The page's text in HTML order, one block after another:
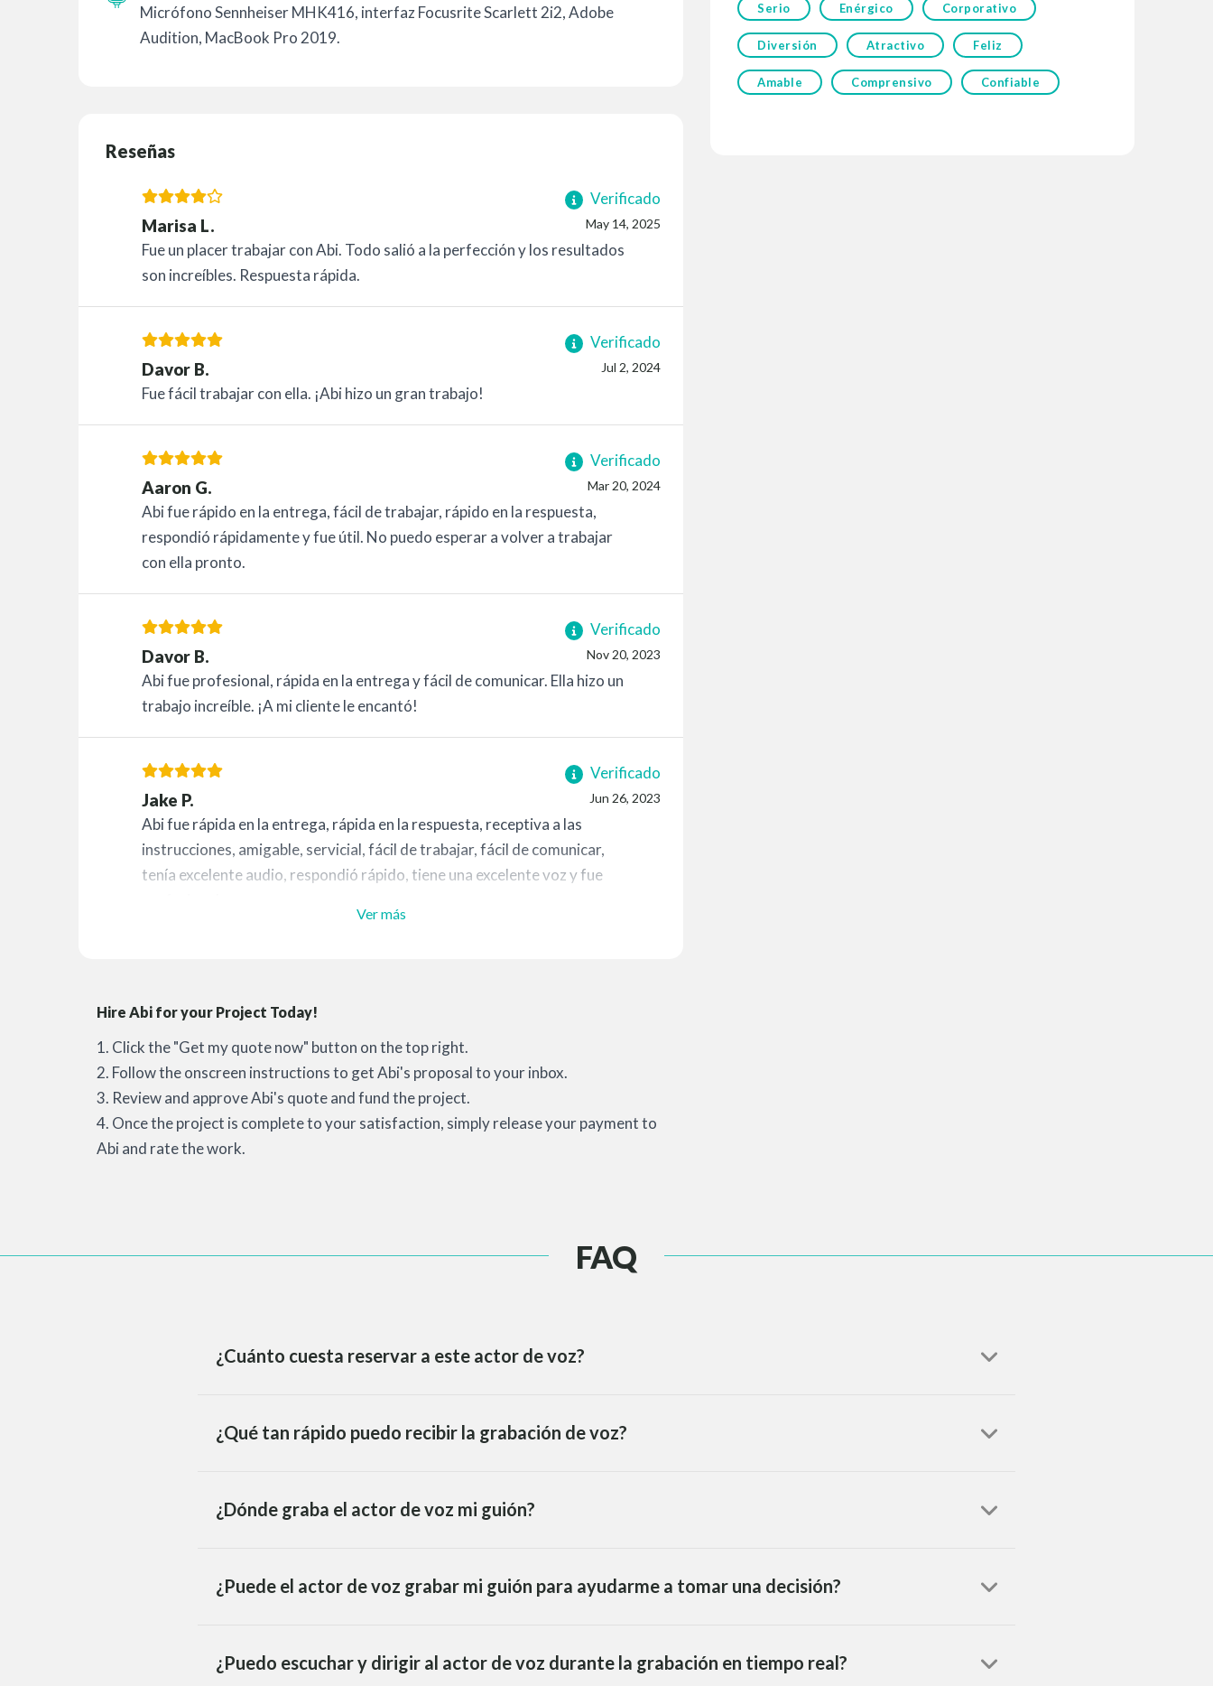
Micrófono Sennheiser MHK416, interfaz Focusrite Scarlett 2i2, Adobe
Audition, MacBook Pro 2019.
Reseñas
Verificado
May 14, 2025
Marisa L.
Fue un placer trabajar con Abi. Todo salió a la perfección y los resultados
son increíbles. Respuesta rápida.
Verificado
Jul 2, 2024
Davor B.
Fue fácil trabajar con ella. ¡Abi hizo un gran trabajo!
Verificado
Mar 20, 2024
Aaron G.
Abi fue rápido en la entrega, fácil de trabajar, rápido en la respuesta,
respondió rápidamente y fue útil. No puedo esperar a volver a trabajar
con ella pronto.
Verificado
Nov 20, 2023
Davor B.
Abi fue profesional, rápida en la entrega y fácil de comunicar. Ella hizo un
trabajo increíble. ¡A mi cliente le encantó!
Verificado
Jun 26, 2023
Jake P.
Abi fue rápida en la entrega, rápida en la respuesta, receptiva a las
instrucciones, amigable, servicial, fácil de trabajar, fácil de comunicar,
tenía excelente audio, respondió rápido, tiene una excelente voz y fue
Ver más
Hire Abi for your Project Today!
1. Click the "Get my quote now" button on the top right.
2. Follow the onscreen instructions to get Abi's proposal to your inbox.
3. Review and approve Abi's quote and fund the project.
4. Once the project is complete to your satisfaction, simply release your payment to
Abi and rate the work.
Serio Enérgico Corporativo
Diversión Atractivo Feliz
Amable Comprensivo Confiable
FAQ
¿Cuánto cuesta reservar a este actor de voz?
¿Qué tan rápido puedo recibir la grabación de voz?
¿Dónde graba el actor de voz mi guión?
¿Puede el actor de voz grabar mi guión para ayudarme a tomar una decisión?
¿Puedo escuchar y dirigir al actor de voz durante la grabación en tiempo real?